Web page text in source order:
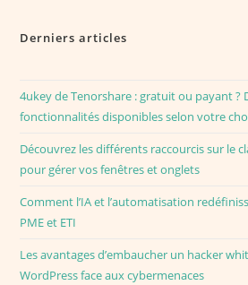
Derniers articles
4ukey de Tenorshare : gratuit ou payant ?
fonctionnalités disponibles selon votre
Découvrez les différents raccourcis sur le
pour gérer vos fenêtres et onglets
Comment l’IA et l’automatisation
PME et ETI
Les avantages d’embaucher un hacker
WordPress face aux cybermenaces